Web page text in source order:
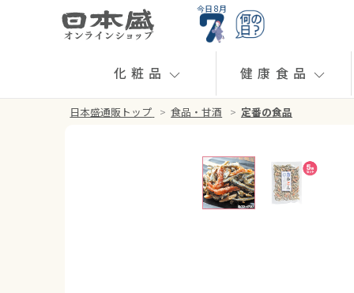
今日 8月
化粧品 健康食品
日本盛通販トップ > 食品・甘酒 > 定番の食品